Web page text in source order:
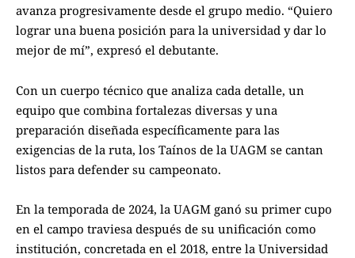
avanza progresivamente desde el grupo medio. “Quiero
lograr una buena posición para la universidad y dar lo
mejor de mí”, expresó el debutante.
Con un cuerpo técnico que analiza cada detalle, un
equipo que combina fortalezas diversas y una
preparación diseñada específicamente para las
exigencias de la ruta, los Taínos de la UAGM se cantan
listos para defender su campeonato.
En la temporada de 2024, la UAGM ganó su primer cupo
en el campo traviesa después de su unificación como
institución, concretada en el 2018, entre la Universidad